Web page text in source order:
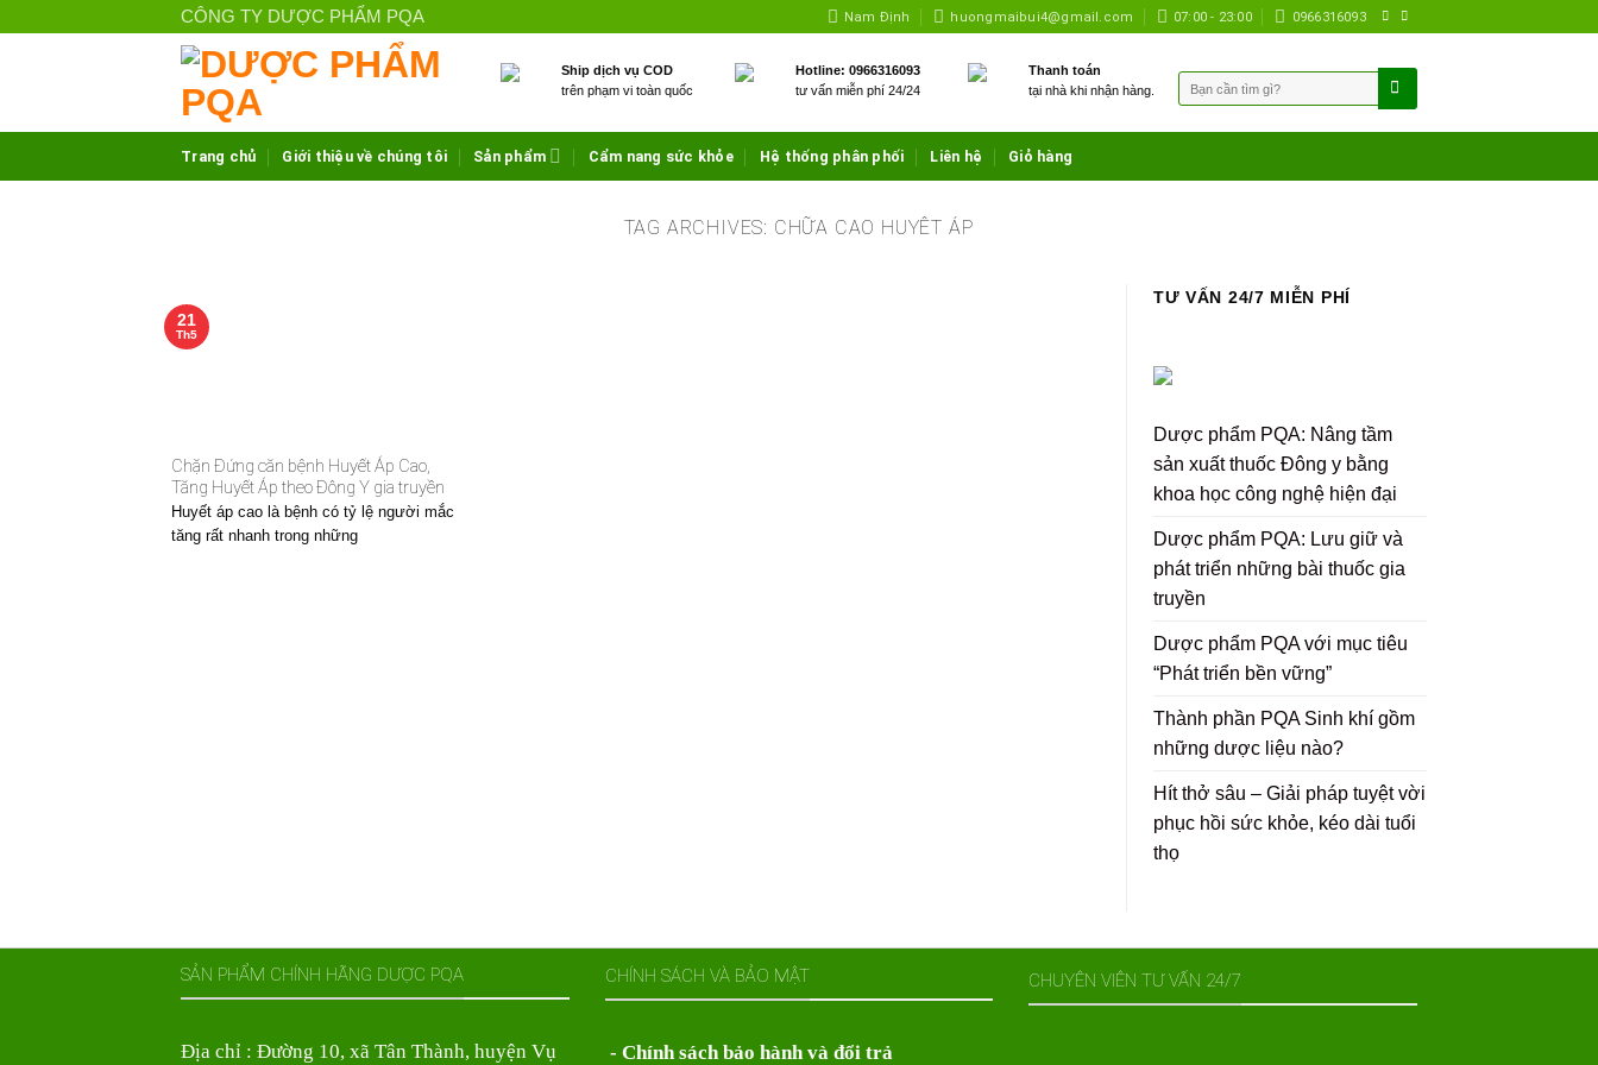
to
CÔNG TY DƯỢC PHẨM PQA Nam Định huongmaibui4@gmail.com 07:00 - 23:00 0966316093
Ship dịch vụ COD
trên phạm vi toàn quốc
Hotline: 0966316093
tư vấn miễn phí 24/24
Thanh toán
tại nhà khi nhận hàng.
Tìm
kiếm:
Trang chủ Giới thiệu về chúng tôi Sản phẩm Cẩm nang sức khỏe Hệ thống phân phối Liên hệ Giỏ hàng
TAG ARCHIVES: CHỮA CAO HUYÊT ÁP
Chặn Đứng căn bệnh Huyết Áp Cao,
Tăng Huyết Áp theo Đông Y gia truyền
Huyết áp cao là bệnh có tỷ lệ người mắc
tăng rất nhanh trong những
21
Th5
TƯ VẤN 24/7 MIỄN PHÍ
Dược phẩm PQA: Nâng tầm
sản xuất thuốc Đông y bằng
khoa học công nghệ hiện đại
Dược phẩm PQA: Lưu giữ và
phát triển những bài thuốc gia
truyền
Dược phẩm PQA với mục tiêu
“Phát triển bền vững”
Thành phần PQA Sinh khí gồm
những dược liệu nào?
Hít thở sâu – Giải pháp tuyệt vời
phục hồi sức khỏe, kéo dài tuổi
thọ
SẢN PHẨM CHÍNH HÃNG DƯỢC PQA
Địa chỉ : Đường 10, xã Tân Thành, huyện Vụ
CHÍNH SÁCH VÀ BẢO MẬT
- Chính sách bảo hành và đổi trả
CHUYÊN VIÊN TƯ VẤN 24/7